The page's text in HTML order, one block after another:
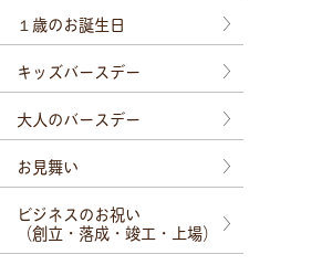
１歳のお誕生日
キッズバースデー
大人のバースデー
お見舞い
ビジネスのお祝い
（創立・落成・竣工・上場）